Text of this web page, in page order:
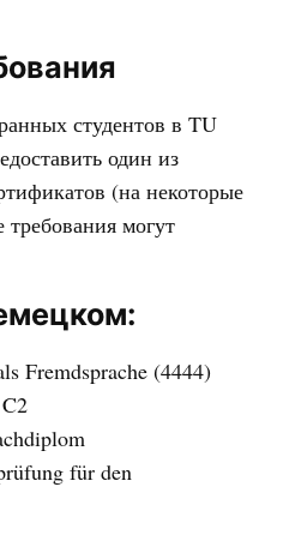
студентов в TU
один из
(на некоторые
требования могут
Fremdsprache (4444)
für den